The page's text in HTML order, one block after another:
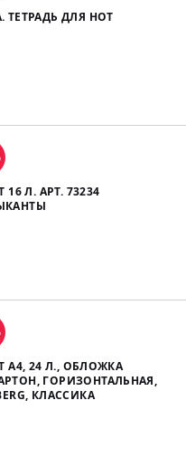
ДЛЯ НОТ
Л. АРТ. 73234
А4, 24 Л., ОБЛОЖКА
ГОРИЗОНТАЛЬНАЯ,
КЛАССИКА